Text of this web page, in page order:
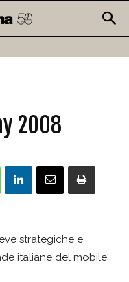
2008
strategiche e
italiane del mobile